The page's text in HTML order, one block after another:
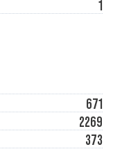
1
671
2269
373